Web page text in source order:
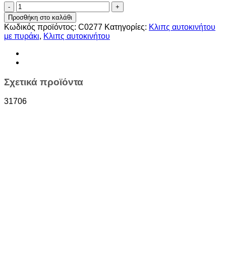
ΚΛΙΠΣ
ΑΥΤΟΚΙΝΗΤΟΥ
ποσότητα
Προσθήκη στο καλάθι
Κωδικός προϊόντος: C0277 Κατηγορίες: Kλιπς αυτοκινήτου
με πυράκι, Κλιπς αυτοκινήτου
Σχετικά προϊόντα
31706